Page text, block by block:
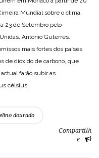
Mundial sobre o clima,
23 de Setembro pelo
António Guterres.
mais fortes dos países
de dióxido de carbono, que
farão subir as
célsius.
dourado
Compartilh
e